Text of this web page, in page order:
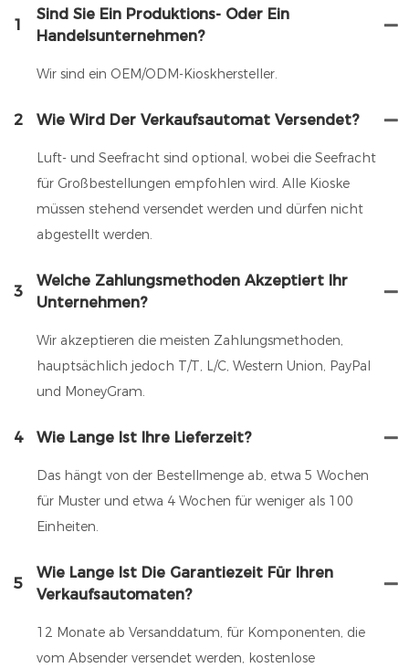
1
Sind Sie Ein Produktions- Oder Ein
Handelsunternehmen?
Wir sind ein OEM/ODM-Kioskhersteller.
2 Wie Wird Der Verkaufsautomat Versendet?
Luft- und Seefracht sind optional, wobei die Seefracht
für Großbestellungen empfohlen wird. Alle Kioske
müssen stehend versendet werden und dürfen nicht
abgestellt werden.
3
Welche Zahlungsmethoden Akzeptiert Ihr
Unternehmen?
Wir akzeptieren die meisten Zahlungsmethoden,
hauptsächlich jedoch T/T, L/C, Western Union, PayPal
und MoneyGram.
4 Wie Lange Ist Ihre Lieferzeit?
Das hängt von der Bestellmenge ab, etwa 5 Wochen
für Muster und etwa 4 Wochen für weniger als 100
Einheiten.
5
Wie Lange Ist Die Garantiezeit Für Ihren
Verkaufsautomaten?
12 Monate ab Versanddatum, für Komponenten, die
vom Absender versendet werden, kostenlose